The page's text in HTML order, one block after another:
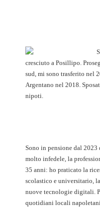
cresciuto a Posillipo.
sud, mi sono trasferito nel
Argentano nel 2018.
nipoti.
Sono in pensione dal
molto infedele, la
35 anni: ho praticato la
scolastico e universitario,
nuove tecnologie digitali.
quotidiani locali